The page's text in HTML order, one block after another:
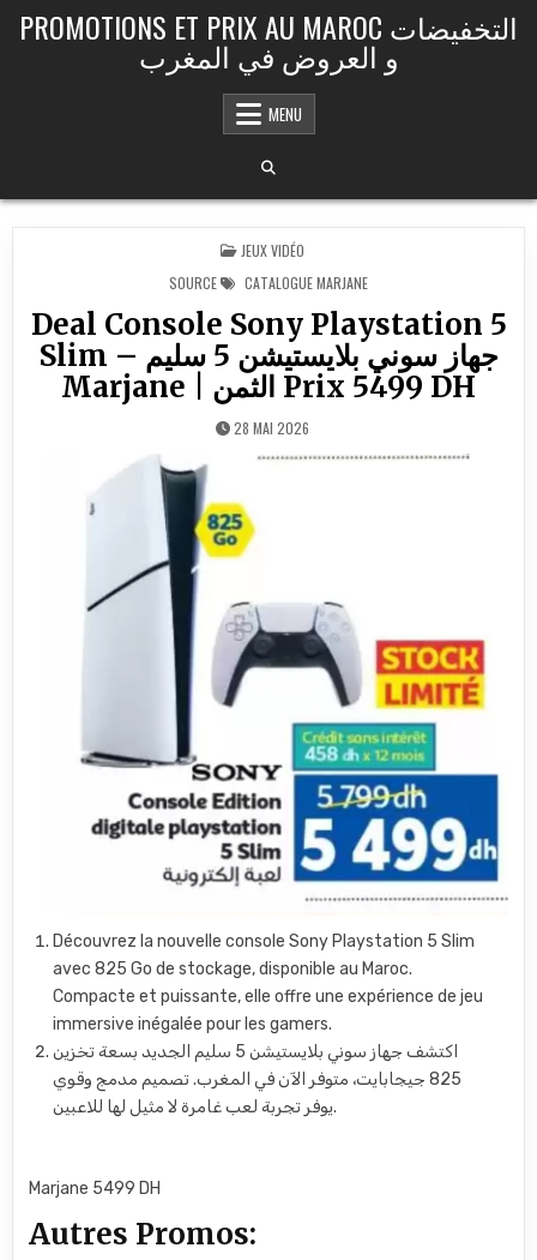
PROMOTIONS ET PRIX AU MAROC التخفيضات
و العروض في المغرب
MENU
POSTED IN
JEUX VIDÉO
SOURCE
CATALOGUE MARJANE
Deal Console Sony Playstation 5
Slim – جهاز سوني بلايستيشن 5 سليم
Marjane | الثمن Prix 5499 DH
28 MAI 2026
Découvrez la nouvelle console Sony Playstation 5 Slim
avec 825 Go de stockage, disponible au Maroc.
Compacte et puissante, elle offre une expérience de jeu
immersive inégalée pour les gamers.
اكتشف جهاز سوني بلايستيشن 5 سليم الجديد بسعة تخزين
825 جيجابايت، متوفر الآن في المغرب. تصميم مدمج وقوي
يوفر تجربة لعب غامرة لا مثيل لها للاعبين.
Marjane 5499 DH
Autres Promos: